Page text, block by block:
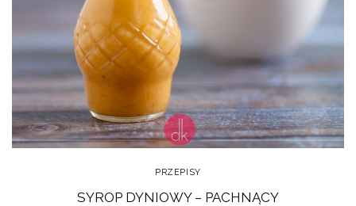
PRZEPISY
SYROP DYNIOWY – PACHNĄCY